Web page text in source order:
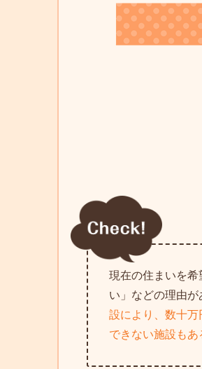
現在の住まいを
い」などの理由が
設により、数十
できない施設もあ